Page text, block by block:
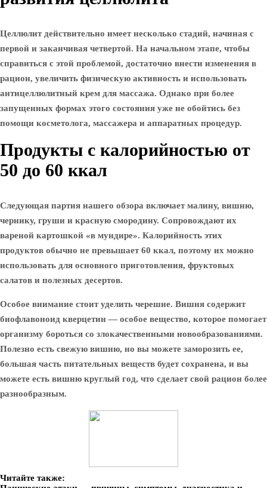
Целлюлит действительно имеет несколько стадий, начиная с
первой и заканчивая четвертой. На начальном этапе, чтобы
справиться с этой проблемой, достаточно внести изменения в
рацион, увеличить физическую активность и использовать
антицеллюлитный крем для массажа. Однако при более
запущенных формах этого состояния уже не обойтись без
помощи косметолога, массажера и аппаратных процедур.
Продукты с калорийностью от
50 до 60 ккал
Следующая партия нашего обзора включает малину, вишню,
чернику, груши и красную смородину. Сопровождают их
вареной картошкой «в мундире». Калорийность этих
продуктов обычно не превышает 60 ккал, поэтому их можно
использовать для основного приготовления, фруктовых
салатов и полезных десертов.
Особое внимание стоит уделить черешне. Вишня содержит
биофлавоноид кверцетин — особое вещество, которое помогает
организму бороться со злокачественными новообразованиями.
Полезно есть свежую вишню, но вы можете заморозить ее,
большая часть питательных веществ будет сохранена, и вы
можете есть вишню круглый год, что сделает свой рацион более
разнообразным.
Читайте также: